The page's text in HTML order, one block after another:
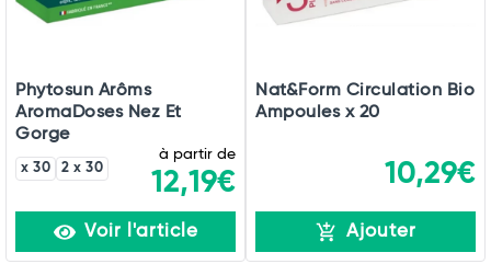
Phytosun Arôms
AromaDoses Nez Et
Gorge
x 30 2 x 30
à partir de
12,19€
Voir l'article
Nat&Form Circulation Bio
Ampoules x 20
10,29€
Ajouter